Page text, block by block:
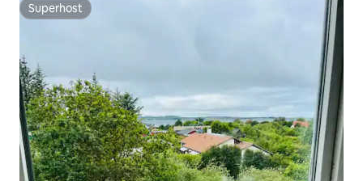
Superhost
Superhost